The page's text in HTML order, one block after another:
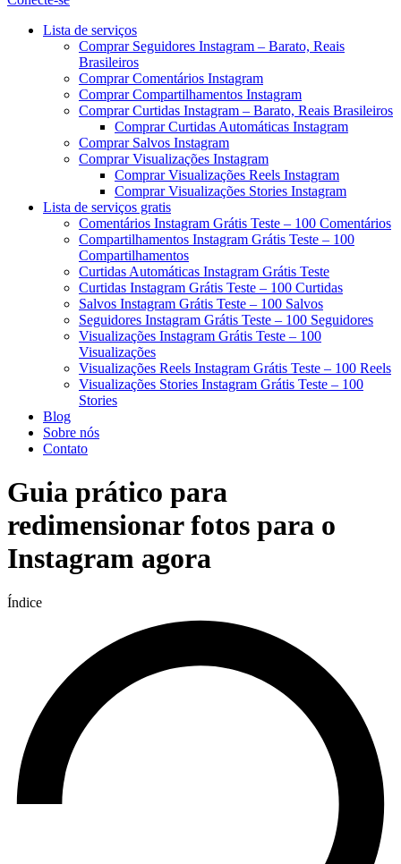
Menu
Lista de serviços
Comprar Seguidores Instagram – Barato, Reais
Brasileiros
Comprar Comentários Instagram
Comprar Compartilhamentos Instagram
Comprar Curtidas Instagram – Barato, Reais Brasileiros
Comprar Curtidas Automáticas Instagram
Comprar Salvos Instagram
Comprar Visualizações Instagram
Comprar Visualizações Reels Instagram
Comprar Visualizações Stories Instagram
Lista de serviços gratis
Comentários Instagram Grátis Teste – 100 Comentários
Compartilhamentos Instagram Grátis Teste – 100
Compartilhamentos
Curtidas Automáticas Instagram Grátis Teste
Curtidas Instagram Grátis Teste – 100 Curtidas
Salvos Instagram Grátis Teste – 100 Salvos
Seguidores Instagram Grátis Teste – 100 Seguidores
Visualizações Instagram Grátis Teste – 100
Visualizações
Visualizações Reels Instagram Grátis Teste – 100 Reels
Visualizações Stories Instagram Grátis Teste – 100
Stories
Blog
Sobre nós
Contato
Guia prático para
redimensionar fotos para o
Instagram agora
Índice